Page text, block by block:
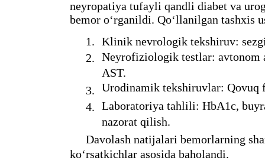
neyropatiya tufayli qandli diabet va
bemor o‘rganildi. Qo‘llanilgan tashxis
1. Klinik nevrologik tekshiruv:
2. Neyrofiziologik testlar: avtonom
AST.
3. Urodinamik tekshiruvlar: Qovuq
4. Laboratoriya tahlili: HbA1c,
nazorat qilish.
Davolash natijalari bemorlarning
ko‘rsatkichlar asosida baholandi.